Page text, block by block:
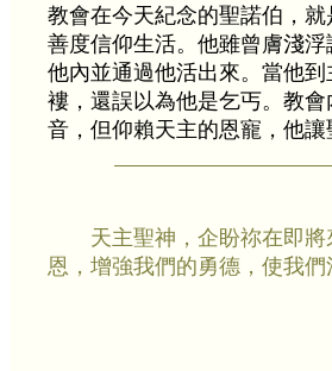
教會在今天紀念的聖諾伯，
善度信仰生活。他雖曾膚淺
他內並通過他活出來。當他
褸，還誤以為他是乞丐。教
音，但仰賴天主的恩寵，他
天主聖神，企盼祢在即
恩，增強我們的勇德，使我們